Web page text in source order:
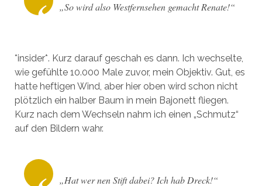
„So wird also Westfernsehen gemacht Renate!“
*insider*. Kurz darauf geschah es dann. Ich wechselte,
wie gefühlte 10.000 Male zuvor, mein Objektiv. Gut, es
hatte heftigen Wind, aber hier oben wird schon nicht
plötzlich ein halber Baum in mein Bajonett fliegen.
Kurz nach dem Wechseln nahm ich einen „Schmutz“
auf den Bildern wahr.
„Hat wer nen Stift dabei? Ich hab Dreck!“